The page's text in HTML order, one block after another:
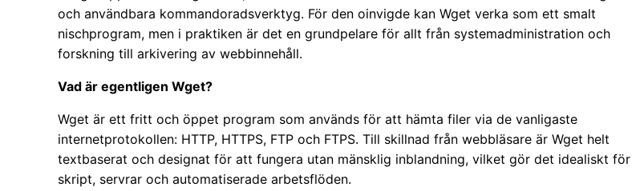
och användbara kommandoradsverktyg. För den oinvigde kan Wget verka som ett smalt
nischprogram, men i praktiken är det en grundpelare för allt från systemadministration och
forskning till arkivering av webbinnehåll.
Vad är egentligen Wget?
Wget är ett fritt och öppet program som används för att hämta filer via de vanligaste
internetprotokollen: HTTP, HTTPS, FTP och FTPS. Till skillnad från webbläsare är Wget helt
textbaserat och designat för att fungera utan mänsklig inblandning, vilket gör det idealiskt för
skript, servrar och automatiserade arbetsflöden.